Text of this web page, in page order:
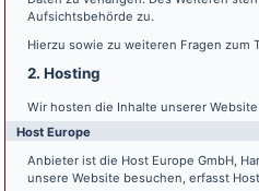
Aufsichtsbehörde zu.
Hierzu sowie zu weiteren Fragen zum
2. Hosting
Wir hosten die Inhalte unserer
Host Europe
Anbieter ist die Host Europe GmbH,
unsere Website besuchen, erfasst